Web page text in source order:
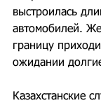
выстроилась
автомобилей.
границу
ожидании
Казахстанские